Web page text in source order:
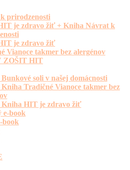
prirodzenosti
je zdravo žiť + Kniha Návrat k
je zdravo žiť
Vianoce takmer bez alergénov
ZOŠIT HIT
soli v našej domácnosti
Tradičné Vianoce takmer bez
Kniha HIT je zdravo žiť
e-book
book